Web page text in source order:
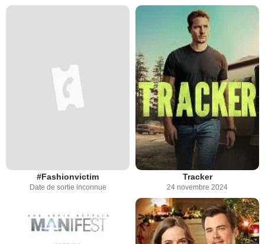
#Fashionvictim
Date de sortie inconnue
Tracker
24 novembre 2024